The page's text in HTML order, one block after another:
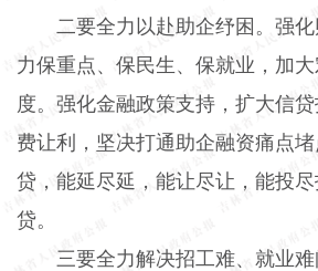
二要全力以赴助企纾困。强
力保重点、保民生、保就业，加
度。强化金融政策支持，扩大信
费让利，坚决打通助企融资痛点
贷，能延尽延，能让尽让，能投
贷。
三要全力解决招工难、就业